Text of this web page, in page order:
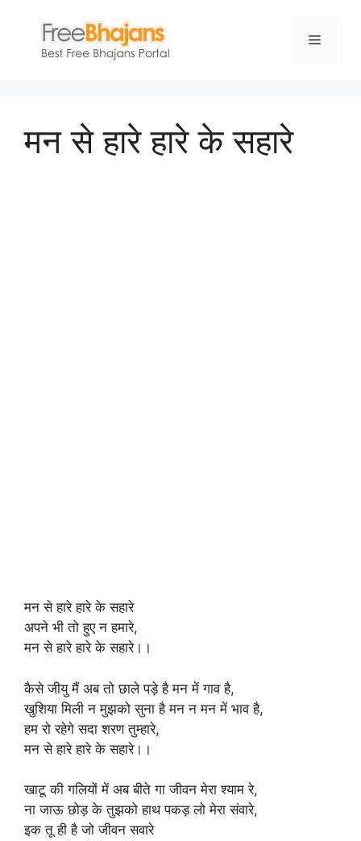
content
Menu
मन से हारे हारे के सहारे
मन से हारे हारे के सहारे
अपने भी तो हुए न हमारे,
मन से हारे हारे के सहारे।।
कैसे जीयु मैं अब तो छाले पड़े है मन में गाव है,
खुशिया मिली न मुझको सुना है मन न मन में भाव है,
हम रो रहेगे सदा शरण तुम्हारे,
मन से हारे हारे के सहारे।।
खाटू की गलियों में अब बीते गा जीवन मेरा श्याम रे,
ना जाऊ छोड़ के तुझको हाथ पकड़ लो मेरा संवारे,
इक तू ही है जो जीवन सवारे